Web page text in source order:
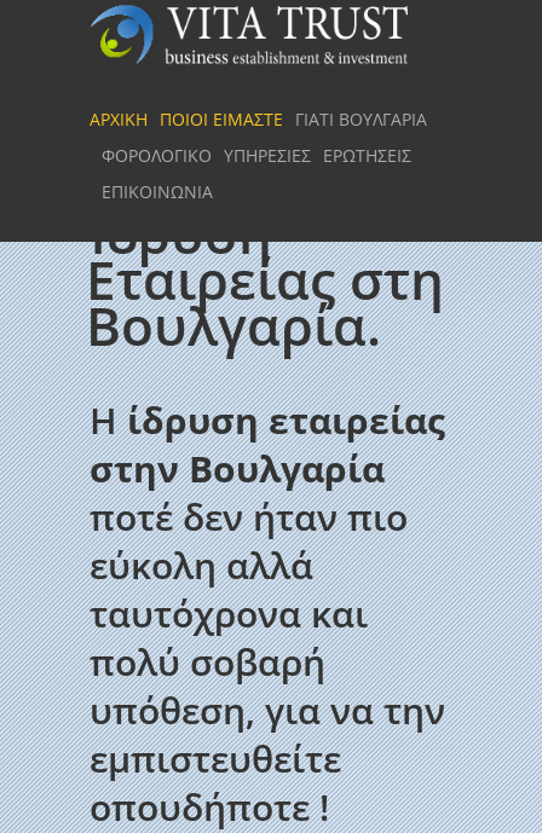
ΑΡΧΙΚΗ ΠΟΙΟΙ ΕΙΜΑΣΤΕ
ΓΙΑΤΙ ΒΟΥΛΓΑΡΙΑ
ΦΟΡΟΛΟΓΙΚΟ ΥΠΗΡΕΣΙΕΣ ΕΡΩΤΗΣΕΙΣ
ΕΠΙΚΟΙΝΩΝΙΑ
Ίδρυση
Εταιρείας στη
Βουλγαρία.
Ηίδρυση εταιρείας
στην Βουλγαρία
ποτέ δεν ήταν πιο
εύκολη αλλά
ταυτόχρονα και
πολύ σοβαρή
υπόθεση, για να την
εμπιστευθείτε
οπουδήποτε !